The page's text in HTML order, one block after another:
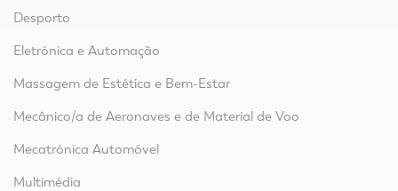
Desporto
Eletrónica e Automação
Massagem de Estética e Bem-Estar
Mecânico/a de Aeronaves e de Material de Voo
Mecatrónica Automóvel
Multimédia